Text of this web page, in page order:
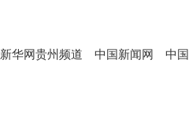
新华网贵州频道 中国新闻网 中